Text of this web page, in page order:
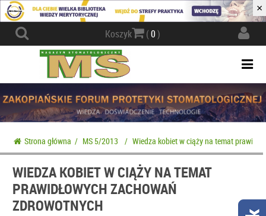
×
Koszyk (0)
Strona główna / MS 5/2013 / Wiedza kobiet w ciąży na temat
WIEDZA KOBIET W CIĄŻY NA TEMAT
PRAWIDŁOWYCH ZACHOWAŃ
ZDROWOTNYCH